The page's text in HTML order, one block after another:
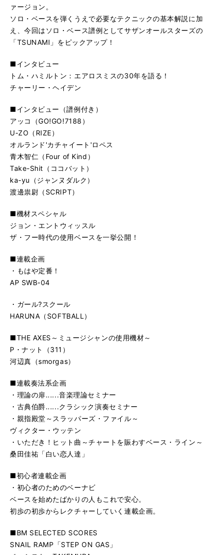
ァージョン。
ソロ・ベースを弾くうえで必要なテクニックの基本解説に加
え、今回はソロ・ベース譜例としてサザンオールスターズの
「TSUNAMI」をピックアップ！
■インタビュー
トム・ハミルトン：エアロスミスの30年を語る！
チャーリー・ヘイデン
■インタビュー（譜例付き）
アッコ（GO!GO!7188）
U-ZO（RIZE）
オルランド'カチャイート'ロペス
青木智仁（Four of Kind）
Take-Shit（ココバット）
ka-yu（ジャンヌダルク）
渡邊祟尉（SCRIPT）
■機材スペシャル
ジョン・エントウィッスル
ザ・フー時代の使用ベースを一挙公開！
■連載企画
・もはや定番！
AP SWB-04
・ガール?スクール
HARUNA（SOFTBALL）
■THE AXES～ミュージシャンの使用機材～
P・ナット（311）
河辺真（smorgas）
■連載奏法系企画
・理論の扉......音楽理論セミナー
・古典伯爵......クラシック演奏セミナー
・親指殿堂～スラッパーズ・ファイル～
ヴィクター・ウッテン
・いただき！ヒット曲～チャートを賑わすベース・ライン～
桑田佳祐「白い恋人達」
■初心者連載企画
・初心者のためのベーナビ
ベースを始めたばかりの人もこれで安心。
初歩の初歩からレクチャーしていく連載企画。
■BM SELECTED SCORES
SNAIL RAMP「STEP ON GAS」